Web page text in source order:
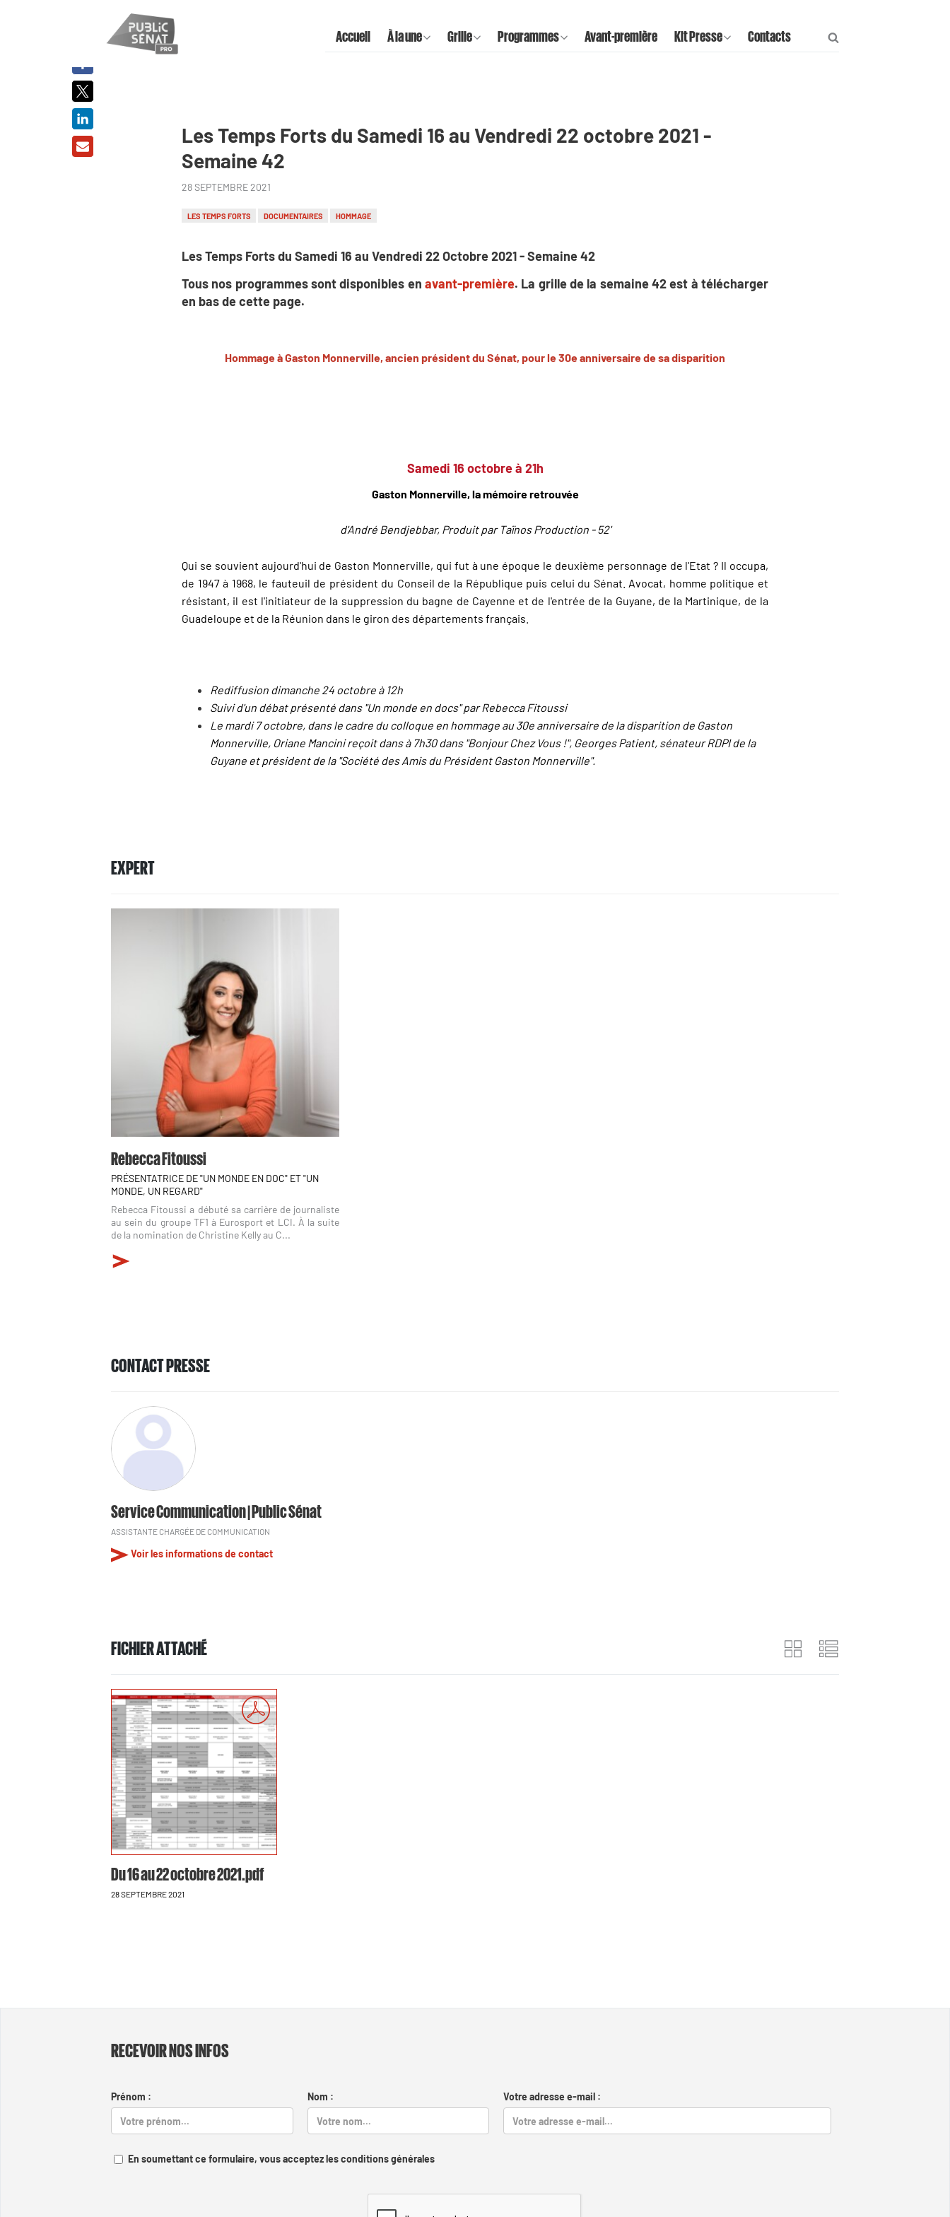
Accueil À la une Grille Programmes Avant-première Kit Presse Contacts
Les Temps Forts du Samedi 16 au Vendredi 22 octobre 2021 -
Semaine 42
28 SEPTEMBRE 2021
LES TEMPS FORTS DOCUMENTAIRES HOMMAGE
Les Temps Forts du Samedi 16 au Vendredi 22 Octobre 2021 - Semaine 42
Tous nos programmes sont disponibles en avant-première. La grille de la semaine 42 est à télécharger
en bas de cette page.
Hommage à Gaston Monnerville, ancien président du Sénat, pour le 30e anniversaire de sa disparition
Samedi 16 octobre à 21h
Gaston Monnerville, la mémoire retrouvée
d'André Bendjebbar, Produit par Taïnos Production - 52'
Qui se souvient aujourd'hui de Gaston Monnerville, qui fut à une époque le deuxième personnage de l'Etat ? Il occupa,
de 1947 à 1968, le fauteuil de président du Conseil de la République puis celui du Sénat. Avocat, homme politique et
résistant, il est l'initiateur de la suppression du bagne de Cayenne et de l'entrée de la Guyane, de la Martinique, de la
Guadeloupe et de la Réunion dans le giron des départements français.
Rediffusion dimanche 24 octobre à 12h
Suivi d'un débat présenté dans "Un monde en docs" par Rebecca Fitoussi
Le mardi 7 octobre, dans le cadre du colloque en hommage au 30e anniversaire de la disparition de Gaston
Monnerville, Oriane Mancini reçoit dans à 7h30 dans "Bonjour Chez Vous !", Georges Patient, sénateur RDPI de la
Guyane et président de la "Société des Amis du Président Gaston Monnerville".
EXPERT
Rebecca Fitoussi
PRÉSENTATRICE DE "UN MONDE EN DOC" ET "UN
MONDE, UN REGARD"
Rebecca Fitoussi a débuté sa carrière de journaliste
au sein du groupe TF1 à Eurosport et LCI. À la suite
de la nomination de Christine Kelly au C...
CONTACT PRESSE
Service Communication | Public Sénat
ASSISTANTE CHARGÉE DE COMMUNICATION
Voir les informations de contact
FICHIER ATTACHÉ
Du 16 au 22 octobre 2021.pdf
28 SEPTEMBRE 2021
RECEVOIR NOS INFOS
Prénom : Nom : Votre adresse e-mail :
En soumettant ce formulaire, vous acceptez les conditions générales